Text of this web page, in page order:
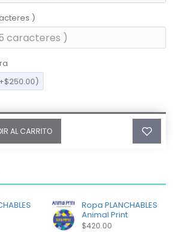
)
AL CARRITO
Ropa PLANCHABLES
Animal Print
$420.00